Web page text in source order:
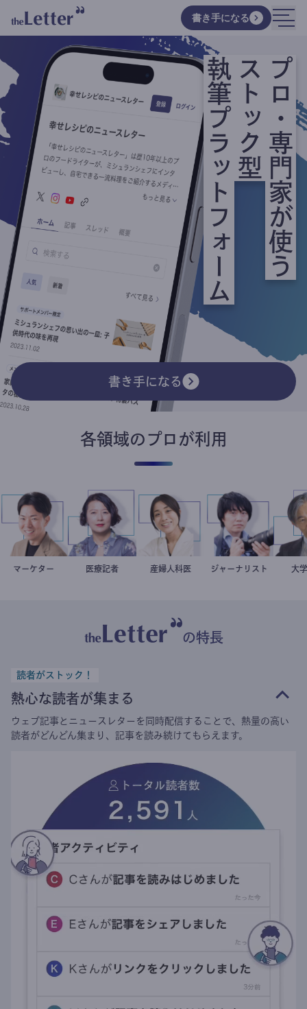
書き手になる
プロ・専門家が使う
ストック型
執筆プラットフォーム
書き手になる
各領域のプロが利用
室谷良平
マーケター 岩永直子
医療記者 稲葉可奈子
産婦人科医 志葉玲
ジャーナリスト
の特長
読者がストック！
熱心な読者が集まる
ウェブ記事とニュースレターを同時配信することで、熱量の高い
読者がどんどん集まり、記事を読み続けてもらえます。